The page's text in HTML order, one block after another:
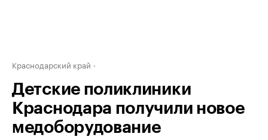
Краснодарский край
Детские поликлиники
Краснодара получили новое
медоборудование